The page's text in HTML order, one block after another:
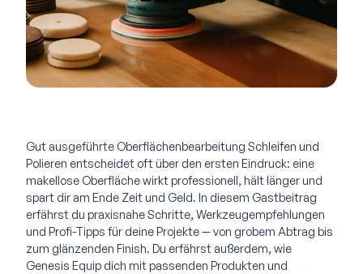
Gut ausgeführte Oberflächenbearbeitung Schleifen und
Polieren entscheidet oft über den ersten Eindruck: eine
makellose Oberfläche wirkt professionell, hält länger und
spart dir am Ende Zeit und Geld. In diesem Gastbeitrag
erfährst du praxisnahe Schritte, Werkzeugempfehlungen
und Profi-Tipps für deine Projekte — von grobem Abtrag bis
zum glänzenden Finish. Du erfährst außerdem, wie
Genesis Equip dich mit passenden Produkten und